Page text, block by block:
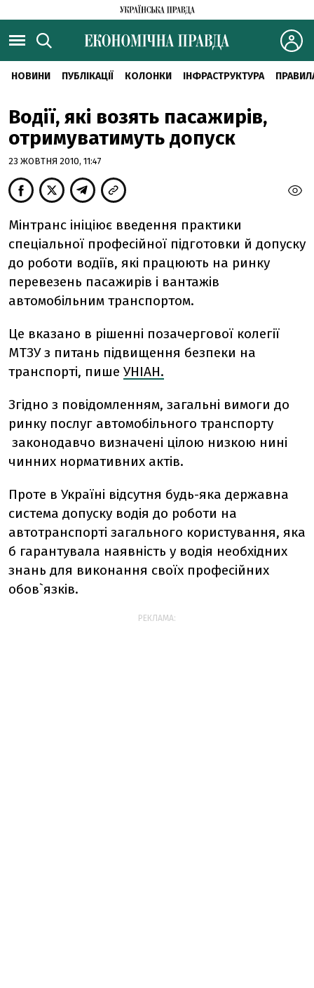
НОВИНИ ПУБЛІКАЦІЇ КОЛОНКИ ІНФРАСТРУКТУРА
Водії, які возять пасажирів,
отримуватимуть допуск
23 ЖОВТНЯ 2010, 11:47
Мінтранс ініціює введення практики
спеціальної професійної підготовки й допуску
до роботи водіїв, які працюють на ринку
перевезень пасажирів і вантажів
автомобільним транспортом.
Це вказано в рішенні позачергової колегії
МТЗУ з питань підвищення безпеки на
транспорті, пише УНІАН.
Згідно з повідомленням, загальні вимоги до
ринку послуг автомобільного транспорту
законодавчо визначені цілою низкою нині
чинних нормативних актів.
Проте в Україні відсутня будь-яка державна
система допуску водія до роботи на
автотранспорті загального користування, яка
б гарантувала наявність у водія необхідних
знань для виконання своїх професійних
обов`язків.
РЕКЛАМА: